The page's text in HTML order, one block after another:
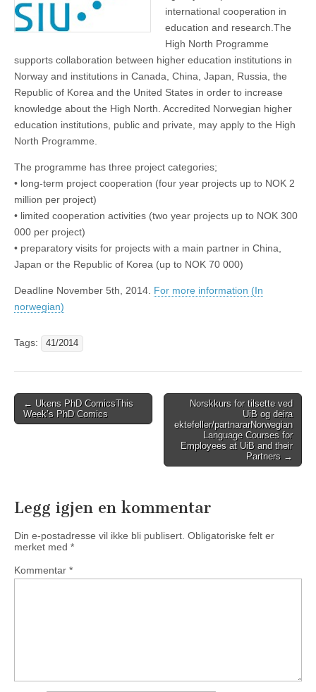
international cooperation in
education and research.The
High North Programme
supports collaboration between higher education institutions in
Norway and institutions in Canada, China, Japan, Russia, the
Republic of Korea and the United States in order to increase
knowledge about the High North. Accredited Norwegian higher
education institutions, public and private, may apply to the High
North Programme.
The programme has three project categories;
• long-term project cooperation (four year projects up to NOK 2
million per project)
• limited cooperation activities (two year projects up to NOK 300
000 per project)
• preparatory visits for projects with a main partner in China,
Japan or the Republic of Korea (up to NOK 70 000)
Deadline November 5th, 2014. For more information (In
norwegian)
Tags: 41/2014
Post
navigation
← Ukens PhD ComicsThis
Week’s PhD Comics
Norskkurs for tilsette ved
UiB og deira
ektefeller/partnararNorwegian
Language Courses for
Employees at UiB and their
Partners →
Legg igjen en kommentar
Din e-postadresse vil ikke bli publisert. Obligatoriske felt er
merket med *
Kommentar *